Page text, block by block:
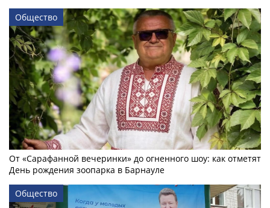
Общество
От «Сарафанной вечеринки» до огненного шоу: как отметят
День рождения зоопарка в Барнауле
Общество